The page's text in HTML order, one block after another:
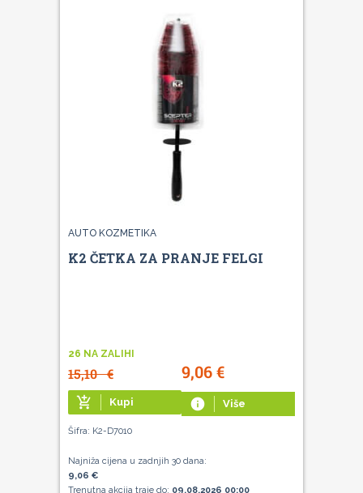
AUTO KOZMETIKA
K2 ČETKA ZA PRANJE FELGI
26 NA ZALIHI
15,10€ 9,06€
add_shopping_cart Kupi info Više
Šifra: K2-D7010
Najniža cijena u zadnjih 30 dana:
9,06 €
Trenutna akcija traje do: 09.08.2026 00:00